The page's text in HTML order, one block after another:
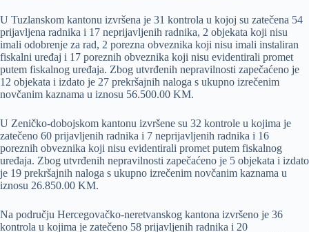
U Tuzlanskom kantonu izvršena je 31 kontrola u kojoj su zatečena 54
prijavljena radnika i 17 neprijavljenih radnika, 2 objekata koji nisu
imali odobrenje za rad, 2 porezna obveznika koji nisu imali instaliran
fiskalni uređaj i 17 poreznih obveznika koji nisu evidentirali promet
putem fiskalnog uređaja. Zbog utvrđenih nepravilnosti zapečaćeno je
12 objekata i izdato je 27 prekršajnih naloga s ukupno izrečenim
novčanim kaznama u iznosu 56.500.00 KM.
U Zeničko-dobojskom kantonu izvršene su 32 kontrole u kojima je
zatečeno 60 prijavljenih radnika i 7 neprijavljenih radnika i 16
poreznih obveznika koji nisu evidentirali promet putem fiskalnog
uređaja. Zbog utvrđenih nepravilnosti zapečaćeno je 5 objekata i izdato
je 19 prekršajnih naloga s ukupno izrečenim novčanim kaznama u
iznosu 26.850.00 KM.
Na području Hercegovačko-neretvanskog kantona izvršeno je 36
kontrola u kojima je zatečeno 58 prijavljenih radnika i 20